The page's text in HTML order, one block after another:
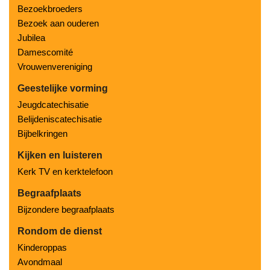
Bezoekbroeders
Bezoek aan ouderen
Jubilea
Damescomité
Vrouwenvereniging
Geestelijke vorming
Jeugdcatechisatie
Belijdeniscatechisatie
Bijbelkringen
Kijken en luisteren
Kerk TV en kerktelefoon
Begraafplaats
Bijzondere begraafplaats
Rondom de dienst
Kinderoppas
Avondmaal